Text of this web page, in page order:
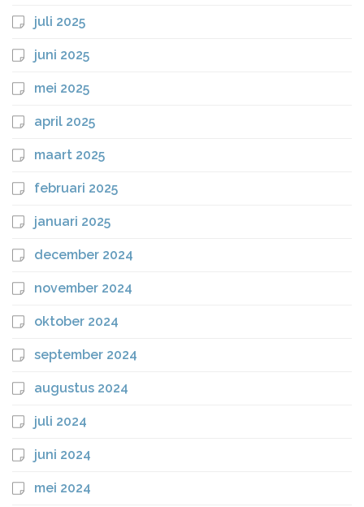
juli 2025
juni 2025
mei 2025
april 2025
maart 2025
februari 2025
januari 2025
december 2024
november 2024
oktober 2024
september 2024
augustus 2024
juli 2024
juni 2024
mei 2024